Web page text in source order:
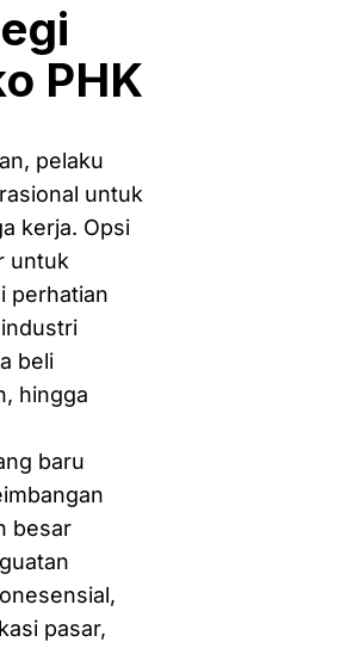
PHK
pelaku
untuk
kerja. Opsi
untuk
perhatian
beli
hingga
baru
besar
pasar,